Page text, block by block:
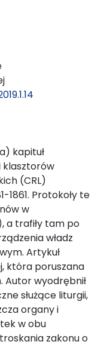
kapituł
klasztorów
(CRL)
1861. Protokoły te
w
a trafiły tam po
władz
Artykuł
która poruszana
Autor wyodrębnił
służące liturgii,
organy i
w obu
zakonu o